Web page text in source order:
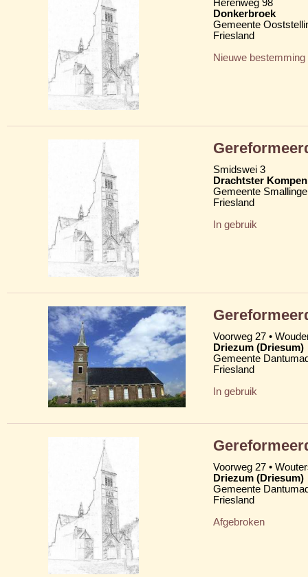
Herenweg 98
Donkerbroek
Gemeente
Friesland
Nieuwe bestemming
Smidswei 3
Drachtster
Gemeente
Friesland
In gebruik
Voorweg 27 •
Driezum (Driesum)
Gemeente
Friesland
In gebruik
Voorweg 27 •
Driezum (Driesum)
Gemeente
Friesland
Afgebroken